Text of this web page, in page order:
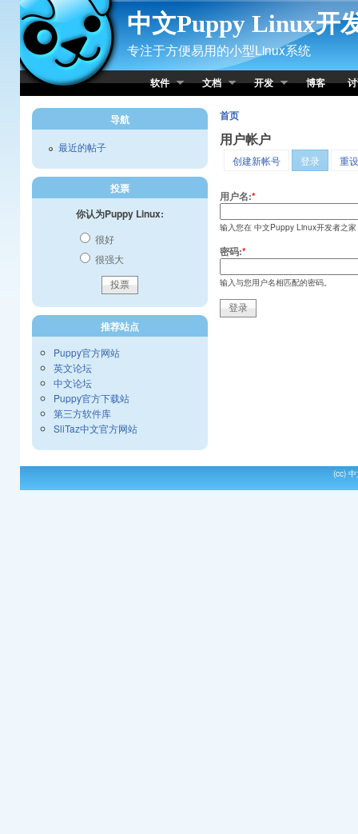
Skip to Content
中文Puppy Linux开
专注于方便易用的小型Linux系统
软件 文档 开发 博客
首页
用户帐户
创建新帐号 登录 重
用户名:*
输入您在 中文Puppy Linux开发者之
密码:*
输入与您用户名相匹配的密码。
导航
最近的帖子
投票
你认为Puppy Linux:
很好
很强大
推荐站点
Puppy官方网站
英文论坛
中文论坛
Puppy官方下载站
第三方软件库
SliTaz中文官方网站
(cc)中